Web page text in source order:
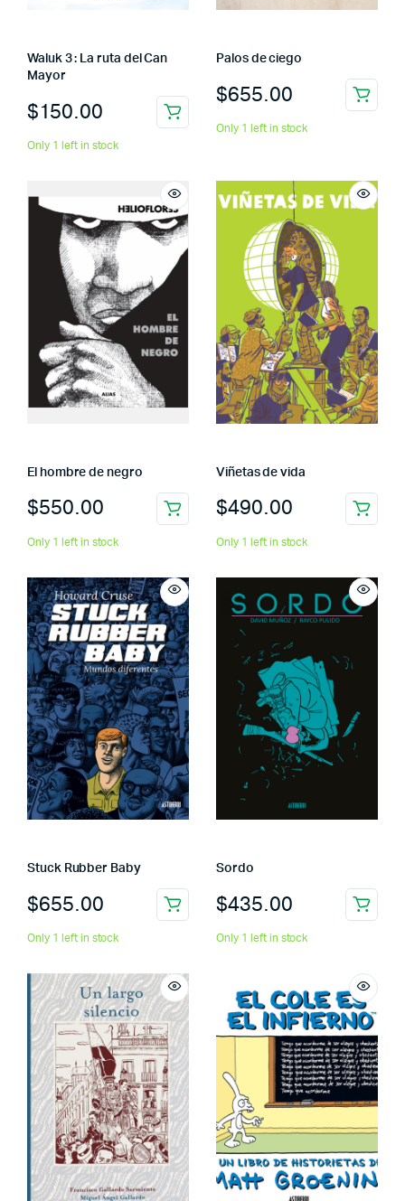
Waluk 3 : La ruta del Can
Mayor
$150.00
Only 1 left in stock
Palos de ciego
$655.00
Only 1 left in stock
El hombre de negro
$550.00
Only 1 left in stock
Viñetas de vida
$490.00
Only 1 left in stock
Stuck Rubber Baby
$655.00
Only 1 left in stock
Sordo
$435.00
Only 1 left in stock